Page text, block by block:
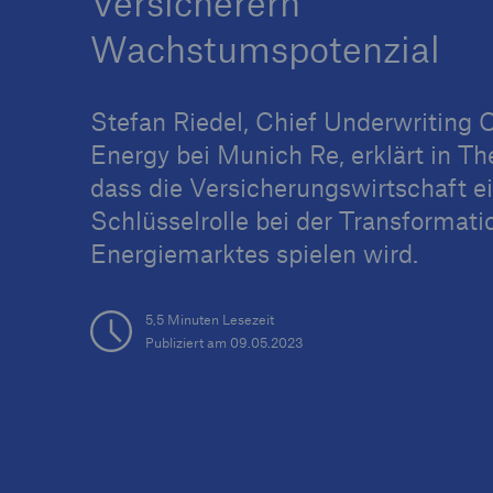
Wachstumspotenzial
Stefan Riedel, Chief Underwriting
Energy bei Munich Re, erklärt in
dass die Versicherungswirtschaft
Schlüsselrolle bei der
Energiemarktes spielen wird.
5,5 Minuten Lesezeit
Publiziert am 09.05.2023
Tech Trend Radar 2026
Our expert perspective for
insurance